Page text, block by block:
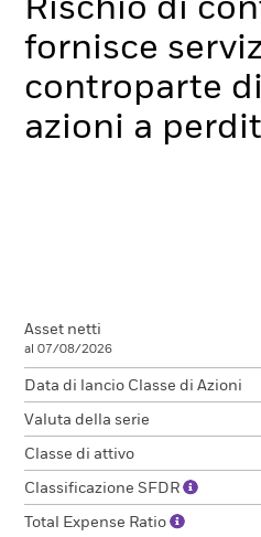
Rischio di
fornisce
controparte
azioni a
Asset netti
al 07/08/2026
Data di lancio Classe di Azioni
Valuta della serie
Classe di attivo
Classificazione SFDR
Total Expense Ratio